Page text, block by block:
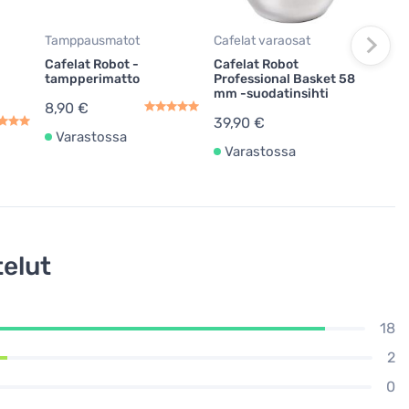
Tamppausmatot
Cafelat Robot -
tampperimatto
8,90 €
Varastossa
Cafelat varaosat
Cafelat Robot
Professional Basket 58
mm -suodatinsihti
39,90 €
Varastossa
18
2
0